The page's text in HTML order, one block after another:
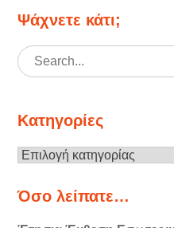
Ψάχνετε κάτι;
Search
for:
Κατηγορίες
Κατηγορίες
Όσο λείπατε…